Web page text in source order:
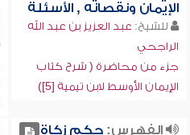
الإيمان ونقصانه , الأسئلة
للشيخ: عبد العزيز بن عبد الله
الراجحي
جزء من محاضرة ( شرح كتاب
الإيمان الأوسط لابن تيمية [5])
الفهرس:حكم زكاة